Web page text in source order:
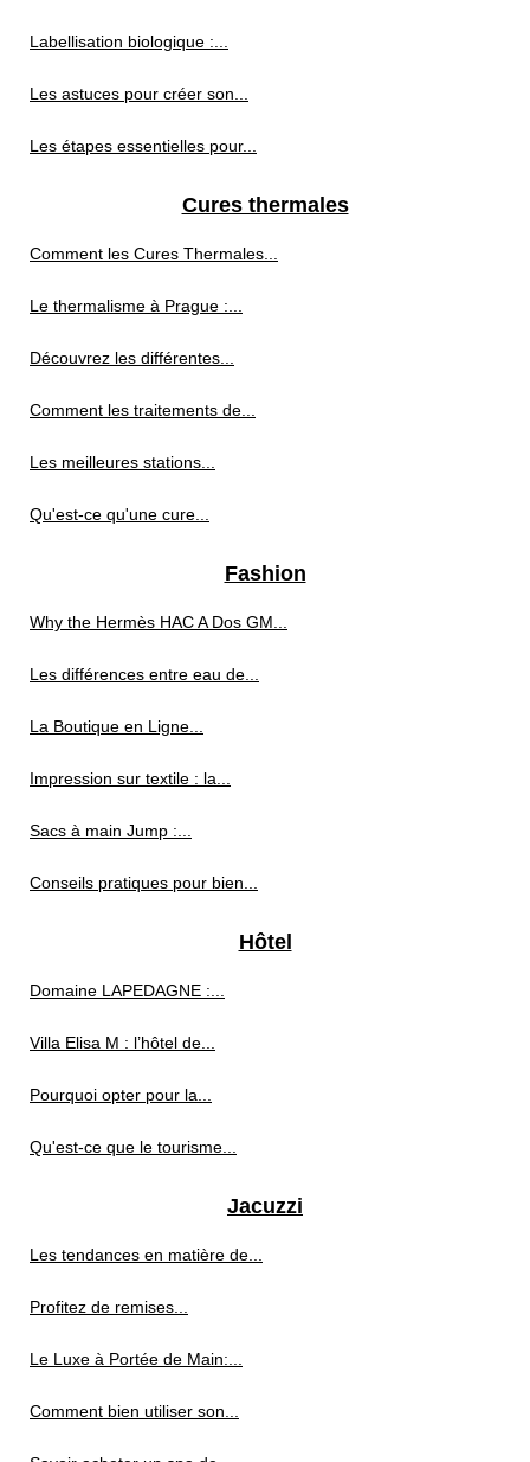
Labellisation biologique :...
Les astuces pour créer son...
Les étapes essentielles pour...
Cures thermales
Comment les Cures Thermales...
Le thermalisme à Prague :...
Découvrez les différentes...
Comment les traitements de...
Les meilleures stations...
Qu'est-ce qu'une cure...
Fashion
Why the Hermès HAC A Dos GM...
Les différences entre eau de...
La Boutique en Ligne...
Impression sur textile : la...
Sacs à main Jump :...
Conseils pratiques pour bien...
Hôtel
Domaine LAPEDAGNE :...
Villa Elisa M : l’hôtel de...
Pourquoi opter pour la...
Qu'est-ce que le tourisme...
Jacuzzi
Les tendances en matière de...
Profitez de remises...
Le Luxe à Portée de Main:...
Comment bien utiliser son...